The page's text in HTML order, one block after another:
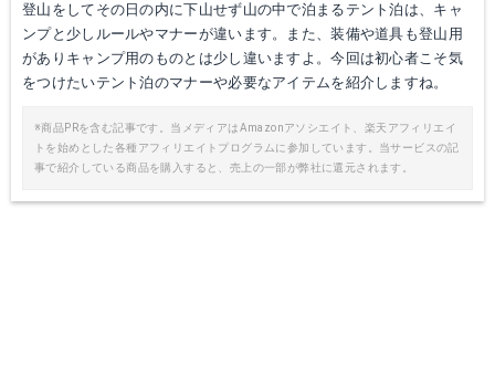
登山をしてその日の内に下山せず山の中で泊まるテント泊は、キャ
ンプと少しルールやマナーが違います。また、装備や道具も登山用
がありキャンプ用のものとは少し違いますよ。今回は初心者こそ気
をつけたいテント泊のマナーや必要なアイテムを紹介しますね。
※商品PRを含む記事です。当メディアはAmazonアソシエイト、楽天アフィリエイ
トを始めとした各種アフィリエイトプログラムに参加しています。当サービスの記
事で紹介している商品を購入すると、売上の一部が弊社に還元されます。